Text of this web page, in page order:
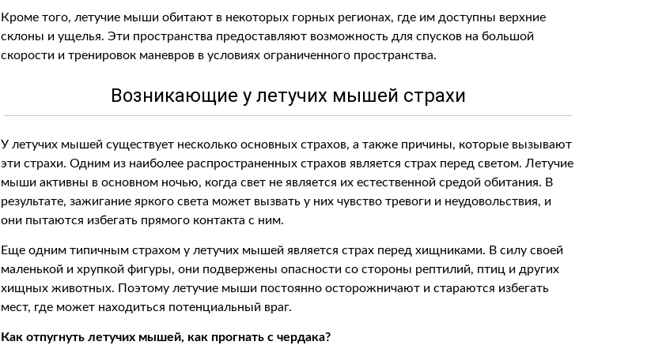
Кроме того, летучие мыши обитают в некоторых горных регионах, где им доступны верхние
склоны и ущелья. Эти пространства предоставляют возможность для спусков на большой
скорости и тренировок маневров в условиях ограниченного пространства.
Возникающие у летучих мышей страхи
У летучих мышей существует несколько основных страхов, а также причины, которые вызывают
эти страхи. Одним из наиболее распространенных страхов является страх перед светом. Летучие
мыши активны в основном ночью, когда свет не является их естественной средой обитания. В
результате, зажигание яркого света может вызвать у них чувство тревоги и неудовольствия, и
они пытаются избегать прямого контакта с ним.
Еще одним типичным страхом у летучих мышей является страх перед хищниками. В силу своей
маленькой и хрупкой фигуры, они подвержены опасности со стороны рептилий, птиц и других
хищных животных. Поэтому летучие мыши постоянно осторожничают и стараются избегать
мест, где может находиться потенциальный враг.
Как отпугнуть летучих мышей, как прогнать с чердака?